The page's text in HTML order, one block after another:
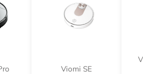
Viomi SE